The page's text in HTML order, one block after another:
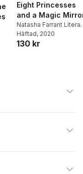
Eight Princesses
and a Magic
Natasha Farrant
Ltd
Häftad, 2020
130 kr